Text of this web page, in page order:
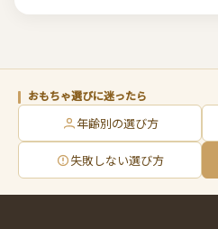
おもちゃ選びに迷ったら
年齢別の選び方
失敗しない選び方